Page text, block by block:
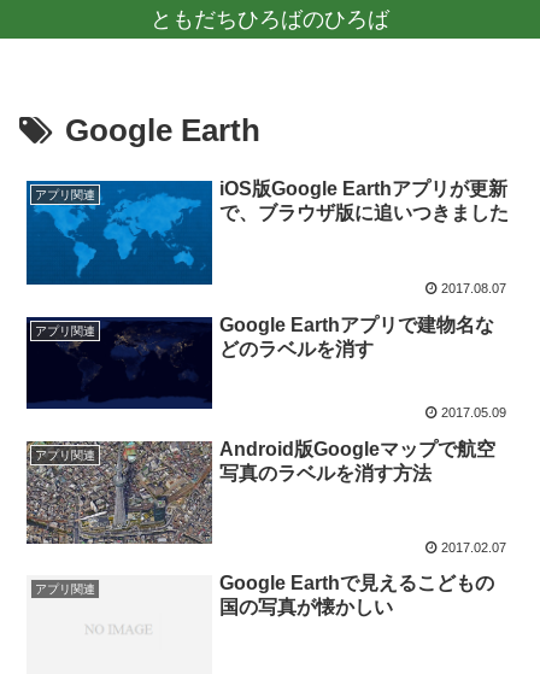
ともだちひろばのひろば
Google Earth
アプリ関連
iOS版Google Earthアプリが更新
で、ブラウザ版に追いつきました
2017.08.07
アプリ関連
Google Earthアプリで建物名な
どのラベルを消す
2017.05.09
アプリ関連
Android版Googleマップで航空
写真のラベルを消す方法
2017.02.07
アプリ関連
Google Earthで見えるこどもの
国の写真が懐かしい